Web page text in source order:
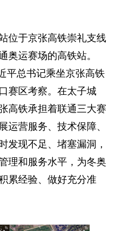
位于京张高铁崇礼支线
奥运赛场的高铁站。
平总书记乘坐京张高铁
赛区考察。在太子城
高铁承担着联通三大赛
运营服务、技术保障、
发现不足、堵塞漏洞，
理和服务水平，为冬奥
累经验、做好充分准